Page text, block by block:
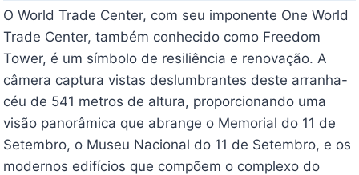
O World Trade Center, com seu imponente One World
Trade Center, também conhecido como Freedom
Tower, é um símbolo de resiliência e renovação. A
câmera captura vistas deslumbrantes deste arranha-
céu de 541 metros de altura, proporcionando uma
visão panorâmica que abrange o Memorial do 11 de
Setembro, o Museu Nacional do 11 de Setembro, e os
modernos edifícios que compõem o complexo do